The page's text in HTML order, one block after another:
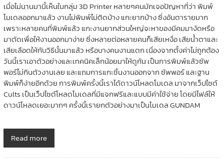
เมื่อไม่นานมานี้เห็นในกลุ่ม 3D Printer หลายๆคนมักเจอปัญหาที่ว่า พิมพ์
โมเดลออกมาแล้ว งานไม่พิมพ์ไม่ติดบ้าง แกะยากบ้าง ซึ่งอันตารายมาก
เพราะหลายคนที่พิมพ์แล้ว แกะงานยากส่วนใหญ่จะหาของมีคมมางัดหรือ
มาตัดเพื่อให้งานออกมาง่าย ซึ่งหลายต่อหลายคนก็เสียเหงื่อ เสียน้ำตาและ
เสียเลือดให้กับวิธีนั้นมาแล้ว หรือบางคนงานแตก เนื่องจากตั้งค่าไม่ถูกต้อง
วันนี้เราเอาตัวอย่างและเทคนิคเล็กน้อยมาให้ดูกัน เป็นการพิมพ์แล้วซัพ
พอร์ไม่กินตัวงานเลย และแถมการแกะชิ้นงานออกจาก ซัพพอร์ และฐาน
พิมพ์ก็ง่ายอีกด้วย การพิมพ์ครั้งนี้เราได้ดาวน์โหลดโมเดล มาจากเว็ปไซต์
Cults เป็นเว็ปไซต์โหลดโมเดลที่มีแจกฟรีและแบบมีค่าใช้จ่าย โดยมีไฟล์ให้
ดาวน์โหลดเยอะมากๆ ครั้งนี้เรายกตัวอย่างมาเป็นโมเดล GUNDAM
Read more